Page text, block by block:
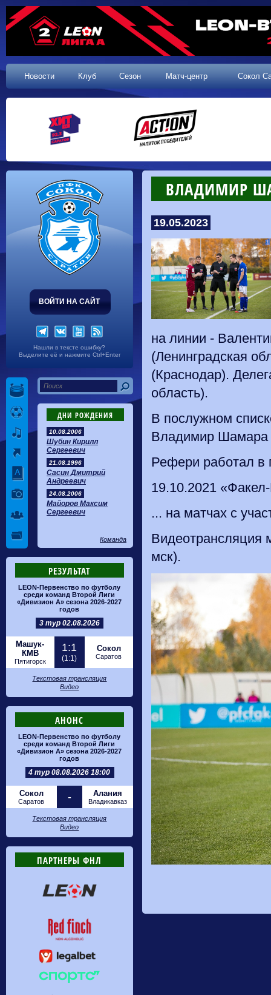
Новости Клуб Сезон Матч-центр Сокол
ВОЙТИ НА САЙТ
Нашли в тексте ошибку?
Выделите её и нажмите Ctrl+Enter
ДНИ РОЖДЕНИЯ
10.08.2006
Шубин Кирилл
Сергеевич
21.08.1996
Сасин Дмитрий
Андреевич
24.08.2006
Майоров Максим
Сергеевич
Команда
РЕЗУЛЬТАТ
LEON-Первенство по футболу
среди команд Второй Лиги
«Дивизион А» сезона 2026-2027
годов
3 тур 02.08.2026
Машук-
КМВ
Пятигорск
1:1
(1:1)
Сокол
Саратов
Текстовая трансляция
Видео
АНОНС
LEON-Первенство по футболу
среди команд Второй Лиги
«Дивизион А» сезона 2026-2027
годов
4 тур 08.08.2026 18:00
Сокол
Саратов - Алания
Владикавказ
Текстовая трансляция
Видео
ПАРТНЕРЫ ФНЛ
ВЛАДИМИР
19.05.2023
на линии -
(Ленинградская
(Краснодар).
область).
В послужном
Владимир Шамара
Рефери работал в
19.10.2021
... на матчах с
Видеотрансляция
мск).